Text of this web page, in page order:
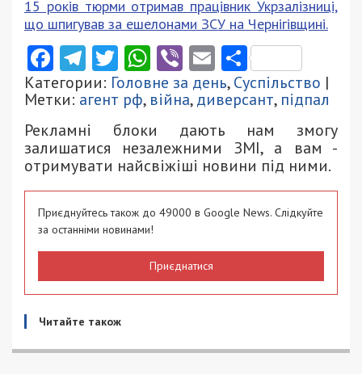
15 років тюрми отримав працівник Укрзалізниці,
що шпигував за ешелонами ЗСУ на Чернігівщині.
Facebook
Telegram
Twitter
WhatsApp
ViberEmail
Категории: Головне за день,Суспільство |
Метки: агент рф, війна,диверсант, підпал
Рекламні блоки дають нам змогу
залишатися незалежними ЗМІ, а вам -
отримувати найсвіжіші новини під ними.
Приєднуйтесь також до 49000 в Google News. Слідкуйте
за останніми новинами!
Приєднатися
Читайте також